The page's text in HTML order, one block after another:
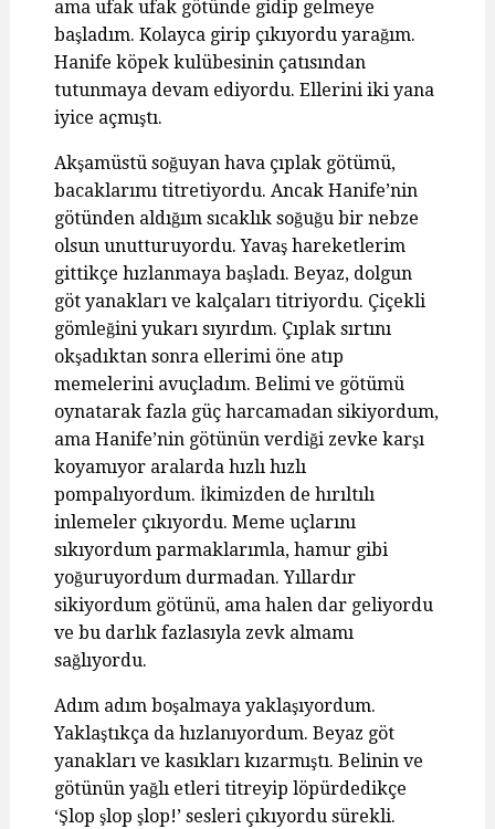
ama ufak ufak götünde gidip gelmeye
başladım. Kolayca girip çıkıyordu yarağım.
Hanife köpek kulübesinin çatısından
tutunmaya devam ediyordu. Ellerini iki yana
iyice açmıştı.
Akşamüstü soğuyan hava çıplak götümü,
bacaklarımı titretiyordu. Ancak Hanife’nin
götünden aldığım sıcaklık soğuğu bir nebze
olsun unutturuyordu. Yavaş hareketlerim
gittikçe hızlanmaya başladı. Beyaz, dolgun
göt yanakları ve kalçaları titriyordu. Çiçekli
gömleğini yukarı sıyırdım. Çıplak sırtını
okşadıktan sonra ellerimi öne atıp
memelerini avuçladım. Belimi ve götümü
oynatarak fazla güç harcamadan sikiyordum,
ama Hanife’nin götünün verdiği zevke karşı
koyamıyor aralarda hızlı hızlı
pompalıyordum. İkimizden de hırıltılı
inlemeler çıkıyordu. Meme uçlarını
sıkıyordum parmaklarımla, hamur gibi
yoğuruyordum durmadan. Yıllardır
sikiyordum götünü, ama halen dar geliyordu
ve bu darlık fazlasıyla zevk almamı
sağlıyordu.
Adım adım boşalmaya yaklaşıyordum.
Yaklaştıkça da hızlanıyordum. Beyaz göt
yanakları ve kasıkları kızarmıştı. Belinin ve
götünün yağlı etleri titreyip löpürdedikçe
‘Şlop şlop şlop!’ sesleri çıkıyordu sürekli.